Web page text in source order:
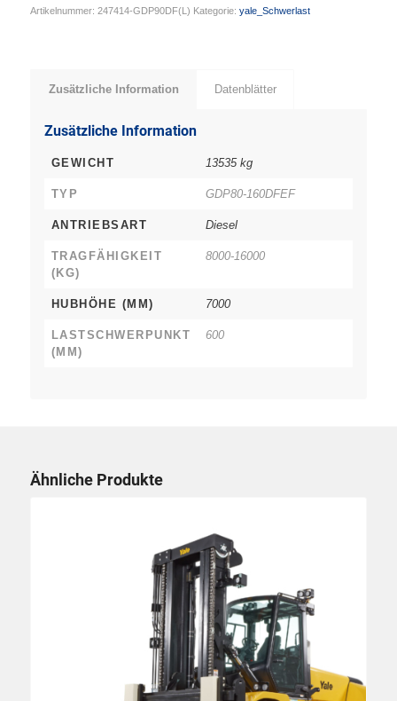
Artikelnummer: 247414-GDP90DF(L) Kategorie: yale_Schwerlast
Zusätzliche Information Datenblätter
Zusätzliche Information
GEWICHT 13535 kg
TYP GDP80-160DFEF
ANTRIEBSART Diesel
TRAGFÄHIGKEIT
(KG)
8000-16000
HUBHÖHE (MM) 7000
LASTSCHWERPUNKT
(MM)
600
Ähnliche Produkte